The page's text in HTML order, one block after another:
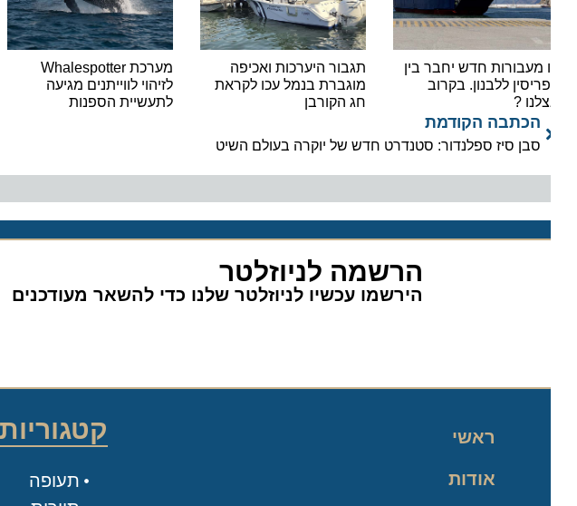
מעבורות חדש יחבר בין
ללבנון. בקרוב
?
תגבור היערכות ואכיפה
מוגברת בנמל עכו לקראת
חג הקורבן
מערכת Whalespotter
לזיהוי לווייתנים מגיעה
לתעשיית הספנות
הכתבה הקודמת
סבן סיז ספלנדור: סטנדרט חדש של יוקרה בעולם השיט
הרשמה לניוזלטר
הירשמו עכשיו לניוזלטר שלנו כדי להשאר מעודכנים
ראשי
אודות
קטגוריות
תעופה